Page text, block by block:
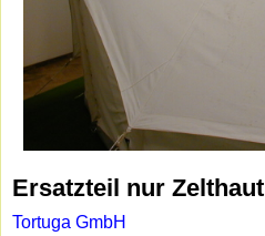
Ersatzteil nur Zelthaut
Tortuga GmbH